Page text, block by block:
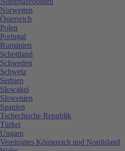
Norwegen
Österreich
Polen
Portugal
Rumänien
Schottland
Schweden
Schweiz
Serbien
Slowakei
Slowenien
Spanien
Tschechische Republik
Türkei
Ungarn
Vereinigtes Königreich und Nordirland